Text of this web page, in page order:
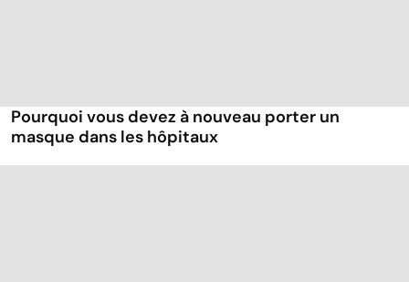
Pourquoi vous devez à nouveau porter un
masque dans les hôpitaux